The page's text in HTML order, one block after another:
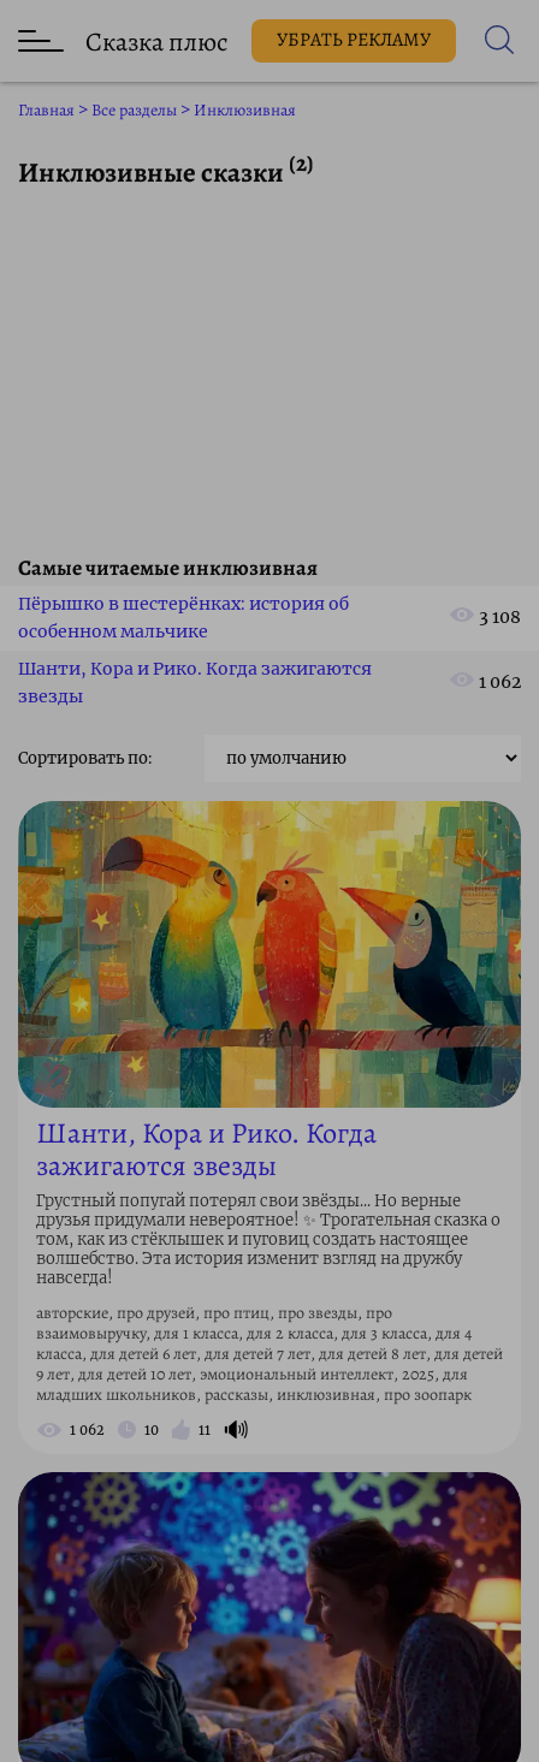
Сказка плюс УБРАТЬ РЕКЛАМУ
Главная > Все разделы > Инклюзивная
Инклюзивные сказки (2)
Самые читаемые инклюзивная
Пёрышко в шестерёнках: история об
особенном мальчике
3 108
Шанти, Кора и Рико. Когда зажигаются
звезды
1 062
Сортировать по:
Шанти, Кора и Рико. Когда
зажигаются звезды
Грустный попугай потерял свои звёзды... Но верные
друзья придумали невероятное! ✨ Трогательная сказка о
том, как из стёклышек и пуговиц создать настоящее
волшебство. Эта история изменит взгляд на дружбу
навсегда!
авторские, про друзей, про птиц, про звезды, про
взаимовыручку, для 1 класса, для 2 класса, для 3 класса, для 4
класса, для детей 6 лет, для детей 7 лет, для детей 8 лет, для детей
9 лет, для детей 10 лет, эмоциональный интеллект, 2025, для
младших школьников, рассказы, инклюзивная, про зоопарк
1 062 10 11 🔊